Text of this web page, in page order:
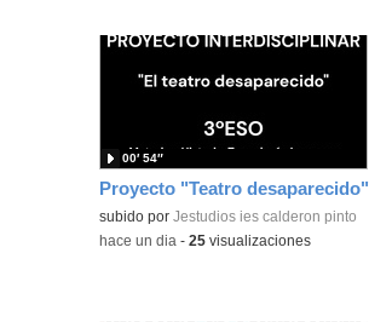
Proyecto "Teatro desaparecido"
Contenido educativo.
subido porJestudios ies calderon pinto
00′ 54″
-hace un dia -25 visualizaciones